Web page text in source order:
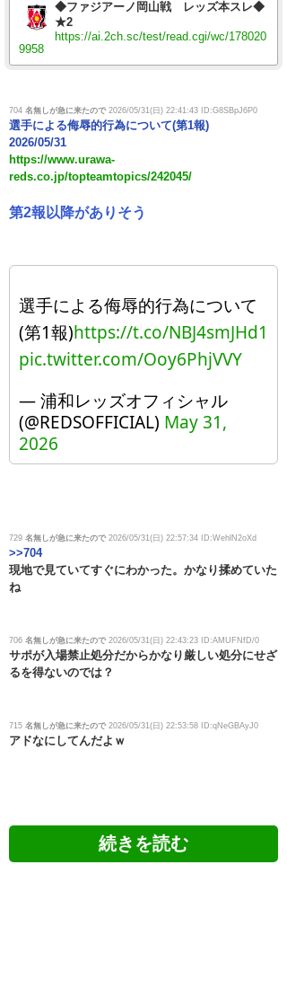
◆ファジアーノ岡山戦 レッズ本スレ◆
★2
https://ai.2ch.sc/test/read.cgi/wc/178020
9958
704 名無しが急に来たので 2026/05/31(日) 22:41:43 ID:G8SBpJ6P0
選手による侮辱的行為について(第1報)
2026/05/31
https://www.urawa-
reds.co.jp/topteamtopics/242045/
第2報以降がありそう
選手による侮辱的行為について
(第1報)https://t.co/NBJ4smJHd1
pic.twitter.com/Ooy6PhjVVY
— 浦和レッズオフィシャル
(@REDSOFFICIAL) May 31,
2026
729 名無しが急に来たので 2026/05/31(日) 22:57:34 ID:WehlN2oXd
>>704
現地で見ていてすぐにわかった。かなり揉めていた
ね
706 名無しが急に来たので 2026/05/31(日) 22:43:23 ID:AMUFNfD/0
サポが入場禁止処分だからかなり厳しい処分にせざ
るを得ないのでは？
715 名無しが急に来たので 2026/05/31(日) 22:53:58 ID:qNeGBAyJ0
アドなにしてんだよｗ